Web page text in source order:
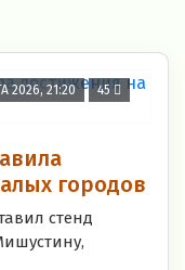
2026, 21:20 45
городов
стенд